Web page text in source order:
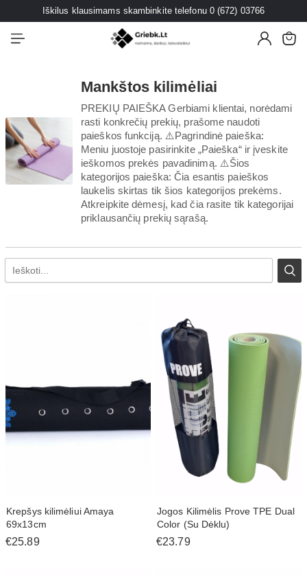
Iškilus klausimams skambinkite telefonu 0 (672) 03766
Mankštos kilimėliai
PREKIŲ PAIEŠKA Gerbiami klientai, norėdami
rasti konkrečių prekių, prašome naudoti
paieškos funkciją. ⚠️Pagrindinė paieška:
Meniu juostoje pasirinkite „Paieška“ ir įveskite
ieškomos prekės pavadinimą. ⚠️Šios
kategorijos paieška: Čia esantis paieškos
laukelis skirtas tik šios kategorijos prekėms.
Atkreipkite dėmesį, kad čia rasite tik kategorijai
priklausančių prekių sąrašą.
Krepšys kilimėliui Amaya
69x13cm
€25.89
Jogos Kilimėlis Prove TPE Dual
Color (Su Dėklu)
€23.79